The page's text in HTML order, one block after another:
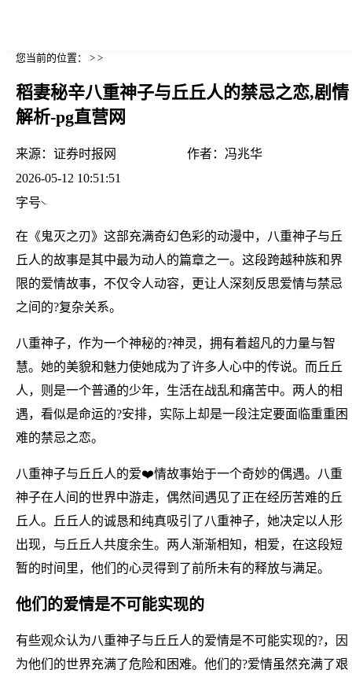
您当前的位置： > >
稻妻秘辛八重神子与丘丘人的禁忌之恋,剧情
解析-pg直营网
来源： 证券时报网 作者： 冯兆华
2026-05-12 10:51:51
字号
在《鬼灭之刃》这部充满奇幻色彩的动漫中，八重神子与丘
丘人的故事是其中最为动人的篇章之一。这段跨越种族和界
限的爱情故事，不仅令人动容，更让人深刻反思爱情与禁忌
之间的?复杂关系。
八重神子，作为一个神秘的?神灵，拥有着超凡的力量与智
慧。她的美貌和魅力使她成为了许多人心中的传说。而丘丘
人，则是一个普通的少年，生活在战乱和痛苦中。两人的相
遇，看似是命运的?安排，实际上却是一段注定要面临重重困
难的禁忌之恋。
八重神子与丘丘人的爱❤️情故事始于一个奇妙的偶遇。八重
神子在人间的世界中游走，偶然间遇见了正在经历苦难的丘
丘人。丘丘人的诚恳和纯真吸引了八重神子，她决定以人形
出现，与丘丘人共度余生。两人渐渐相知，相爱，在这段短
暂的时间里，他们的心灵得到了前所未有的释放与满足。
他们的爱情是不可能实现的
有些观众认为八重神子与丘丘人的爱情是不可能实现的?，因
为他们的世界充满了危险和困难。他们的?爱情虽然充满了艰